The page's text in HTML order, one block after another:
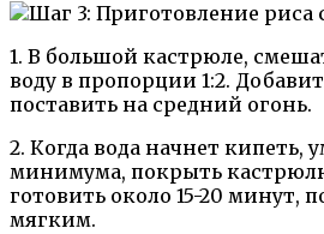
1. В большой кастрюле,
воду в пропорции 1:2.
поставить на средний огонь.
2. Когда вода начнет кипеть,
минимума, покрыть
готовить около 15-20 минут,
мягким.